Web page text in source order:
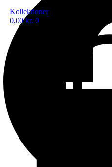
Kollektioner
0,00kr. 0